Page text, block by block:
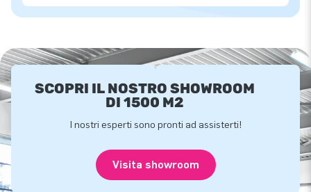
SCOPRI IL NOSTRO SHOWROOM
DI 1500 M2
I nostri esperti sono pronti ad assisterti!
Visita showroom